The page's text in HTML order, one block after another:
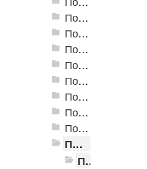
Пороги алюминиевые ПС-04-03 35x4,6 мм (скрытый крепеж)
Пороги алюминиевые ПС-05 100x5 мм (открытый крепеж)
Пороги алюминиевые ПС-06 100x5 мм (скрытый крепеж)
Пороги алюминиевые ПС-07 60x5,9 мм (открытый крепеж)
Пороги алюминиевые ПС-07-1 60x4,5 мм (открытый крепеж)
Пороги алюминиевые ПС-18 80 мм
Пороги алюминиевые стыкоперекрывающие А-1. (25*2,8мм)
Пороги алюминиевые стыкоперекрывающие А-4. (60*5,8мм)
Пороги алюминиевые стыкоперекрывающие А-5. (39,5*3,7мм)
Пороги А-5. Декорирование КД